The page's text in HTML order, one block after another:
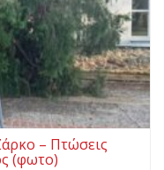
– Πτώσεις
(φωτο)